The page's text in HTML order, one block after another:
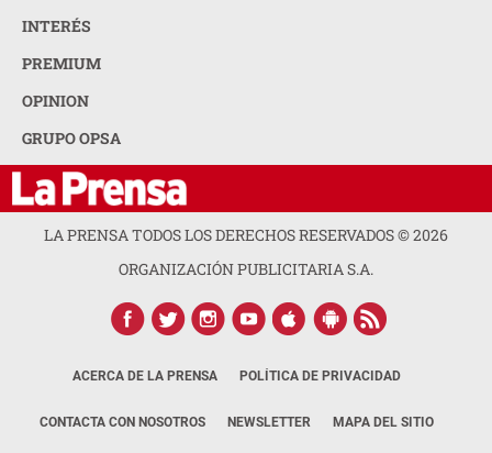
INTERÉS
PREMIUM
OPINION
GRUPO OPSA
LA PRENSA TODOS LOS DERECHOS RESERVADOS ©2026
ORGANIZACIÓN PUBLICITARIA S.A.
ACERCA DE LA PRENSA POLÍTICA DE PRIVACIDAD
CONTACTA CON NOSOTROS NEWSLETTER MAPA DEL SITIO